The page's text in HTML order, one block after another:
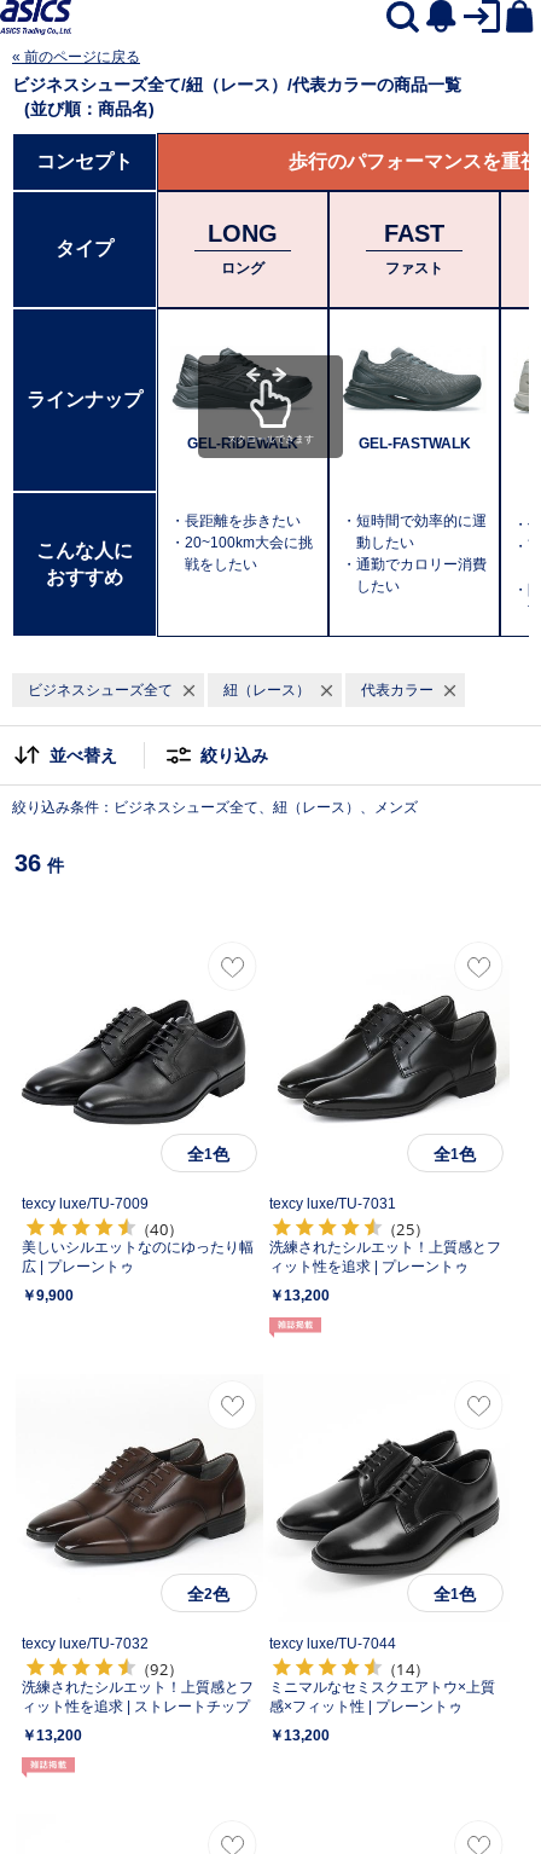
« 前のページに戻る
ビジネスシューズ全て/紐（レース）/代表カラーの商品一覧
(並び順：商品名)
コンセプト 歩行のパフォーマンスを重視
タイプ
LONG
ロング
FAST
ファスト
ラインナップ
GEL-RIDEWALK
・長距離を歩きたい
・20~100km大会に挑
戦をしたい
GEL-FASTWALK
・短時間で効率的に運
動したい
・通勤でカロリー消費
したい
・
・
・
こんな人に
おすすめ
スクロールできます
ビジネスシューズ全て 紐（レース） 代表カラー
並べ替え 絞り込み
絞り込み条件：ビジネスシューズ全て、紐（レース）、メンズ
36
全1色
texcy luxe/TU-7009
（40）
美しいシルエットなのにゆったり幅
広 | プレーントゥ
￥9,900
全1色
texcy luxe/TU-7031
（25）
洗練されたシルエット！上質感とフ
ィット性を追求 | プレーントゥ
￥13,200
全2色
texcy luxe/TU-7032
（92）
洗練されたシルエット！上質感とフ
ィット性を追求 | ストレートチップ
￥13,200
全1色
texcy luxe/TU-7044
（14）
ミニマルなセミスクエアトウ×上質
感×フィット性 | プレーントゥ
￥13,200